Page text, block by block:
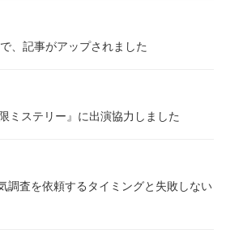
、記事がアップされました
ミステリー』に出演協力しました
調査を依頼するタイミングと失敗しない